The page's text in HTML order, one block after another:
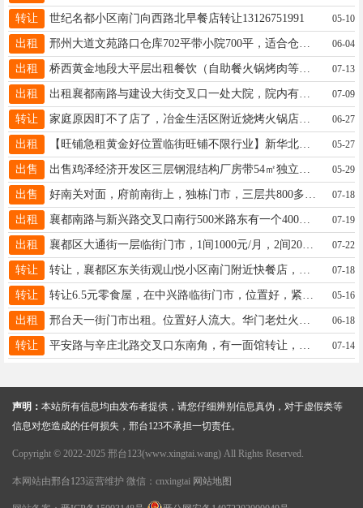
转让 世纪名都小区南门向西路北早餐店转让13126751991 05-10
出租 06-04
出租 桥西黄金地段大平层出租餐饮（自助餐火锅烤肉等）台球棋牌室美容健身办公电商儿童培训娱乐等都可15131975219 07-13
出租 出租襄都南路与建设大街交叉口一处大院，院内有三相电，交通方便，联系电话：13131933172 07-09
转让 家庭原因盯不了店了，冶金生活区附近烧烤火锅店转让或者招个合伙人。有固定客源，可外摆。18631933565 06-27
出租 【旺铺急租黄金好位置临街旺铺不限行业】新华北路136号人民医院对面总面积240平左右上下两层18832946543 05-27
出售 05-29
出售 07-18
出租 襄都南路与新兴路交叉口南行500米路东有一个400平方仓库砖混结构水泥顶水电齐全价格优惠15003396777 07-19
出租 襄都区大通街一层临街门市，1间1000元/月，2间2000元/月，每间约20㎡。郭5112288，19831983777 07-22
转让 07-18
转让 05-16
出租 06-18
转让 07-14
声明： 本站所有信息均由发布者提供，请您仔细辨别信息真伪，对于虚假类等
信息对您造成的任何损失，邢台123不承担一切责任。
Copyright © 2022-2025 邢台123(www.xingtai.wang) All Rights Reserved.
本网站由邢台123运营维护 微信：cnxingtai 网站地图